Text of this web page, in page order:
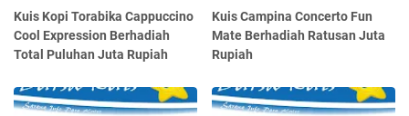
Kuis Kopi Torabika Cappuccino
Cool Expression Berhadiah
Total Puluhan Juta Rupiah
Kuis Campina Concerto Fun
Mate Berhadiah Ratusan Juta
Rupiah